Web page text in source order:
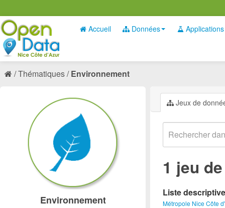
Accueil Données Applications
Thématiques Environnement
Jeux de
1 jeu
Liste
Métropole Nice Côte
Environnement